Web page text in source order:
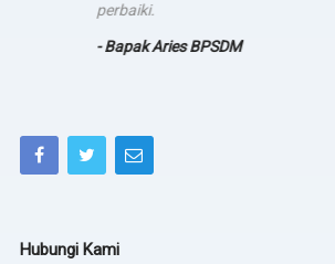
perbaiki.
- Bapak Aries BPSDM
Hubungi Kami